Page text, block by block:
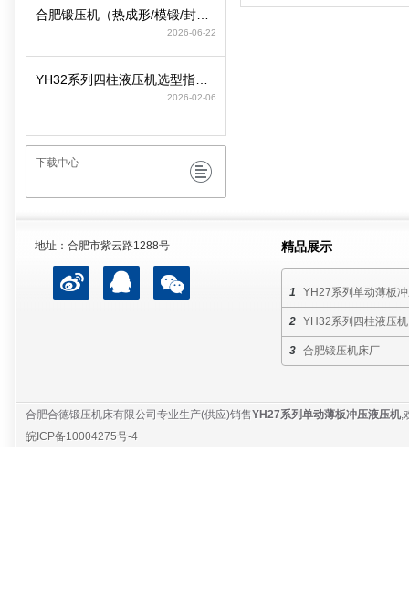
2026-06-22
2026-02-06
下载中心
地址：合肥市紫云路1288号 精品展示
YH27系列单动薄板
YH32系列四柱液压机
合肥锻压机床厂
合肥合德锻压机床有限公司专业生产(供应)销售YH27系列单动薄板冲压液压机,
皖ICP备10004275号-4